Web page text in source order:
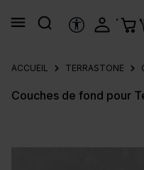
principal
OUTILS
ACCUEIL TERRASTONE
Couches de fond pour